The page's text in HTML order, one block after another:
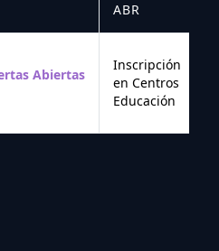
ABR
Abiertas
Inscripción
en Centros
Educación